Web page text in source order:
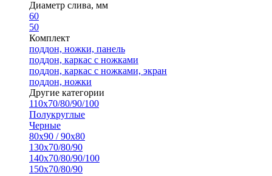
Диаметр слива, мм
60
50
Комплект
поддон, ножки, панель
поддон, каркас с ножками
поддон, каркас с ножками, экран
поддон, ножки
Другие категории
110х70/80/90/100
Полукруглые
Черные
80х90 / 90х80
130х70/80/90
140х70/80/90/100
150х70/80/90